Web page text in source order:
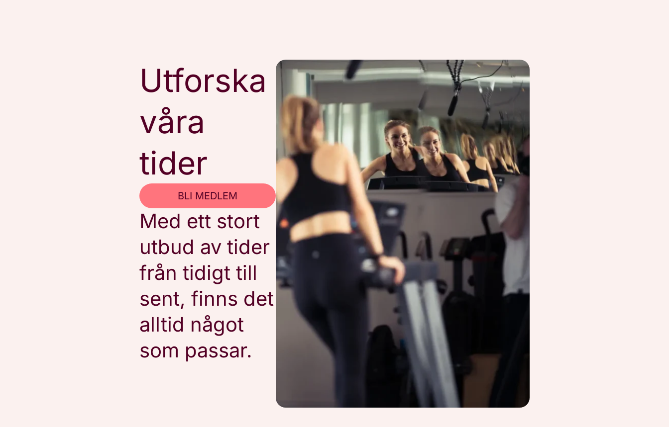
Utforska
våra
tider
BLI MEDLEM
Med ett stort
utbud av tider
från tidigt till
sent, finns det
alltid något
som passar.